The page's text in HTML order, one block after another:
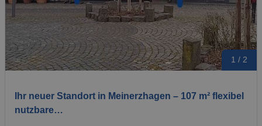
1 / 2
Ihr neuer Standort in Meinerzhagen – 107 m² flexibel
nutzbare…